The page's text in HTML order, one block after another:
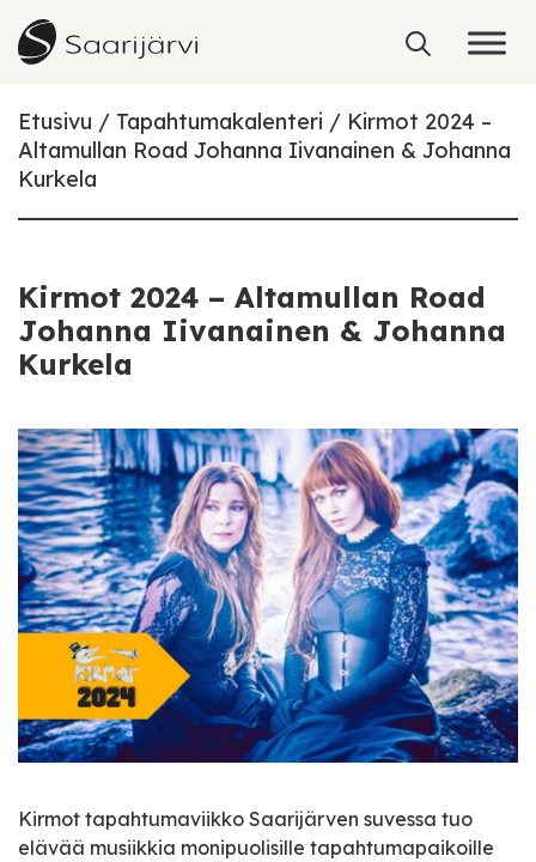
Skip to content
Etusivu Tapahtumakalenteri
Kirmot 2024 –
Altamullan Road Johanna Iivanainen & Johanna
Kurkela
Kirmot 2024 – Altamullan Road
Johanna Iivanainen & Johanna
Kurkela
Kirmot tapahtumaviikko Saarijärven suvessa tuo
elävää musiikkia monipuolisille tapahtumapaikoille